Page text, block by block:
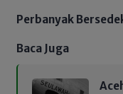
Perbanyak
Baca Juga